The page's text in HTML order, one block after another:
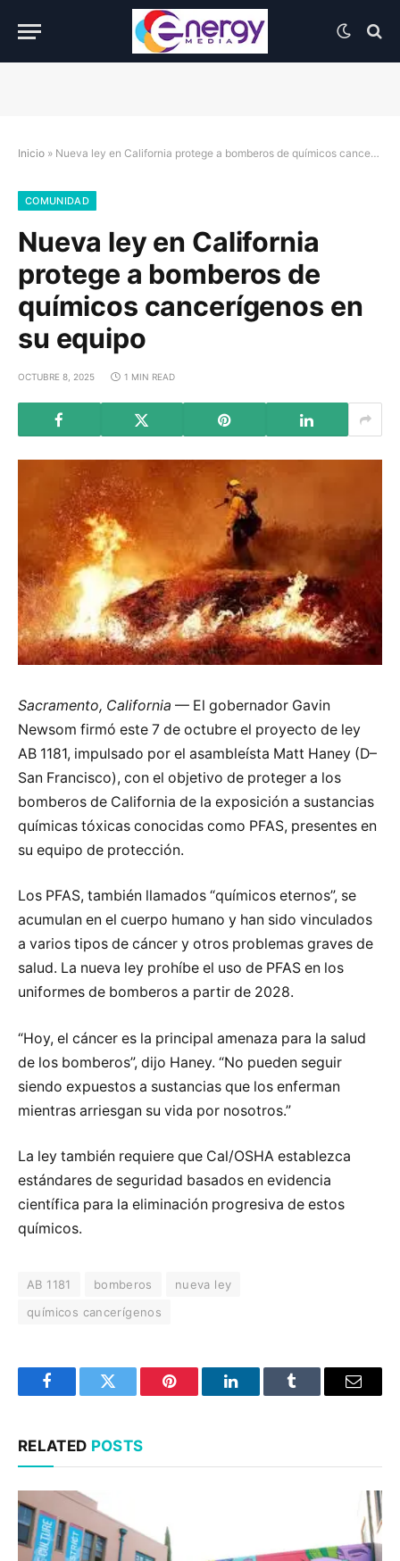
Inicio » Nueva ley en California protege a bomberos de químicos cancerígenos en su equipo
COMUNIDAD
Nueva ley en California
protege a bomberos de
químicos cancerígenos en
su equipo
OCTUBRE 8, 2025 1 MIN READ
Sacramento, California — El gobernador Gavin
Newsom firmó este 7 de octubre el proyecto de ley
AB 1181, impulsado por el asambleísta Matt Haney (D–
San Francisco), con el objetivo de proteger a los
bomberos de California de la exposición a sustancias
químicas tóxicas conocidas como PFAS, presentes en
su equipo de protección.
Los PFAS, también llamados “químicos eternos”, se
acumulan en el cuerpo humano y han sido vinculados
a varios tipos de cáncer y otros problemas graves de
salud. La nueva ley prohíbe el uso de PFAS en los
uniformes de bomberos a partir de 2028.
“Hoy, el cáncer es la principal amenaza para la salud
de los bomberos”, dijo Haney. “No pueden seguir
siendo expuestos a sustancias que los enferman
mientras arriesgan su vida por nosotros.”
La ley también requiere que Cal/OSHA establezca
estándares de seguridad basados en evidencia
científica para la eliminación progresiva de estos
químicos.
AB 1181 bomberos
nueva ley
químicos cancerígenos
FacebookTwitter Pinterest LinkedInTumblr Email
RELATED POSTS